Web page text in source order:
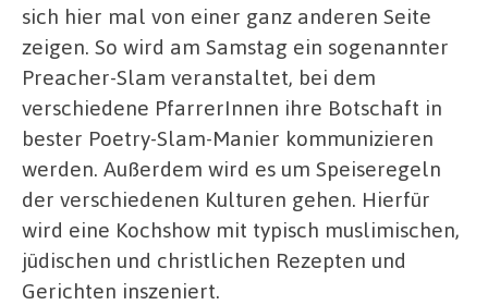
sich hier mal von einer ganz anderen Seite
zeigen. So wird am Samstag ein sogenannter
Preacher-Slam veranstaltet, bei dem
verschiedene PfarrerInnen ihre Botschaft in
bester Poetry-Slam-Manier kommunizieren
werden. Außerdem wird es um Speiseregeln
der verschiedenen Kulturen gehen. Hierfür
wird eine Kochshow mit typisch muslimischen,
jüdischen und christlichen Rezepten und
Gerichten inszeniert.